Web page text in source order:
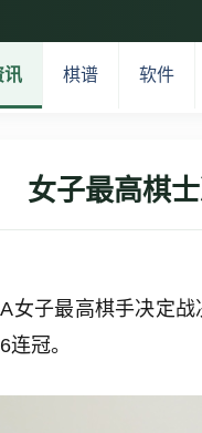
讯 棋谱 软件
女子最高棋
女子最高棋手决定
冠。